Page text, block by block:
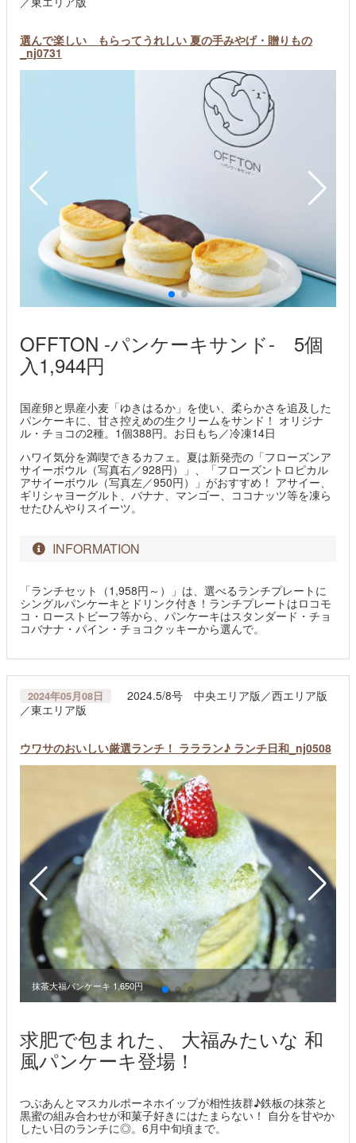
選んで楽しい もらってうれしい 夏の手みやげ・贈りもの
_nj0731
OFFTON -パンケーキサンド- 5個
入1,944円
国産卵と県産小麦「ゆきはるか」を使い、柔らかさを追及した
パンケーキに、甘さ控えめの生クリームをサンド！ オリジナ
ル・チョコの2種。1個388円。お日もち／冷凍14日
ハワイ気分を満喫できるカフェ。夏は新発売の「フローズンア
サイーボウル（写真右／928円）」、「フローズントロピカル
アサイーボウル（写真左／950円）」がおすすめ！ アサイー、
ギリシャヨーグルト、バナナ、マンゴー、ココナッツ等を凍ら
せたひんやりスイーツ。
INFORMATION
「ランチセット（1,958円～）」は、選べるランチプレートに
シングルパンケーキとドリンク付き！ランチプレートはロコモ
コ・ローストビーフ等から、パンケーキはスタンダード・チョ
コバナナ・パイン・チョコクッキーから選んで。
2024年05月08日
2024.5/8号 中央エリア版／西エリア版
／東エリア版
ウワサのおいしい厳選ランチ！ ラララン♪ ランチ日和_nj0508
抹茶大福パンケーキ 1,650円
求肥で包まれた、 大福みたいな 和
風パンケーキ登場！
つぶあんとマスカルポーネホイップが相性抜群♪鉄板の抹茶と
黒蜜の組み合わせが和菓子好きにはたまらない！ 自分を甘やか
したい日のランチに◎。6月中旬頃まで。